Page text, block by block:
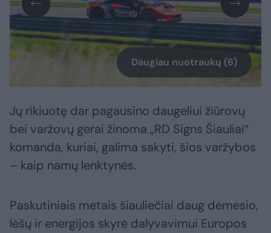
Daugiau nuotraukų (6)
Jų rikiuotę dar pagausino daugeliui žiūrovų
bei varžovų gerai žinoma „RD Signs Šiauliai“
komanda, kuriai, galima sakyti, šios varžybos
– kaip namų lenktynės.
Paskutiniais metais šiauliečiai daug dėmesio,
lėšų ir energijos skyrė dalyvavimui Europos